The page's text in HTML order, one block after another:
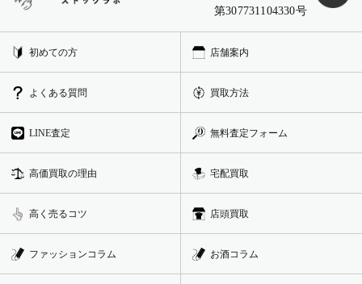
第307731104330号
初めての方 店舗案内
よくある質問 買取方法
LINE査定 無料査定フォーム
高価買取の理由 宅配買取
高く売るコツ 店頭買取
ファッションコラム お酒コラム